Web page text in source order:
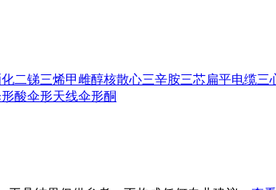
二锑三烯甲雌醇核散心三辛胺三芯扁平电缆三
酸伞形天线伞形酮